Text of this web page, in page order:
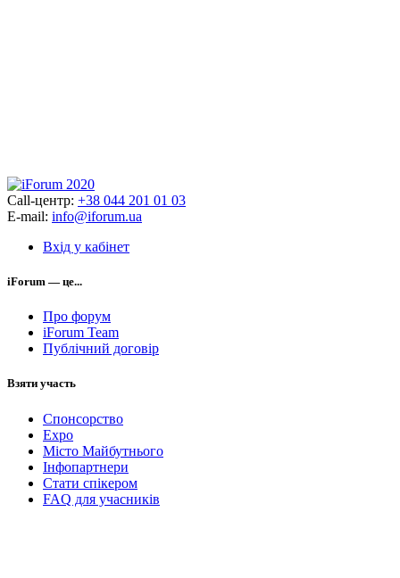
Call-центр: +38 044 201 01 03
E-mail: info@iforum.ua
Вхід у кабінет
iForum — це...
Про форум
iForum Team
Публічний договір
Взяти участь
Спонсорство
Expo
Місто Майбутнього
Інфопартнери
Стати спікером
FAQ для учасників